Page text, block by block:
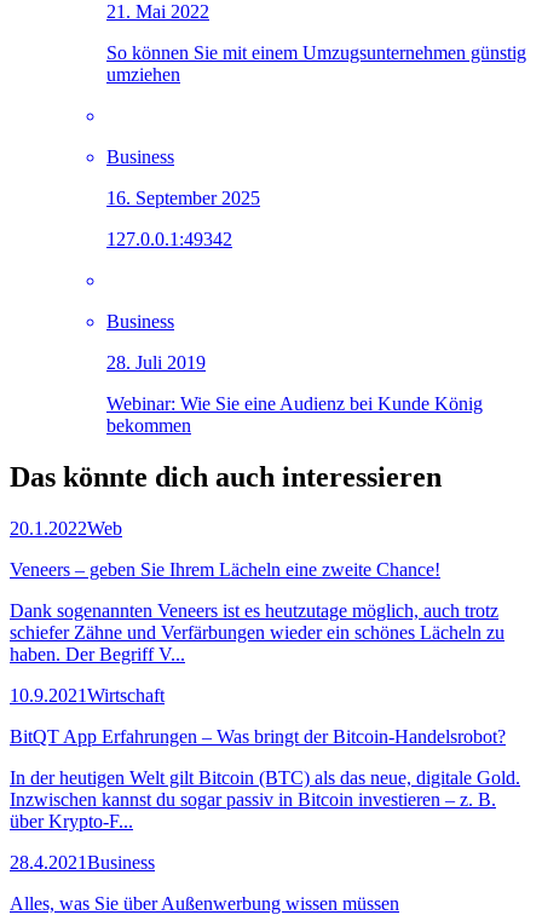
21. Mai 2022
So können Sie mit einem Umzugsunternehmen günstig
umziehen
Business
16. September 2025
127.0.0.1:49342
Business
28. Juli 2019
Webinar: Wie Sie eine Audienz bei Kunde König
bekommen
Das könnte dich auch interessieren
20.1.2022Web
Veneers – geben Sie Ihrem Lächeln eine zweite Chance!
Dank sogenannten Veneers ist es heutzutage möglich, auch trotz
schiefer Zähne und Verfärbungen wieder ein schönes Lächeln zu
haben. Der Begriff V...
10.9.2021Wirtschaft
BitQT App Erfahrungen – Was bringt der Bitcoin-Handelsrobot?
In der heutigen Welt gilt Bitcoin (BTC) als das neue, digitale Gold.
Inzwischen kannst du sogar passiv in Bitcoin investieren – z. B.
über Krypto-F...
28.4.2021Business
Alles, was Sie über Außenwerbung wissen müssen